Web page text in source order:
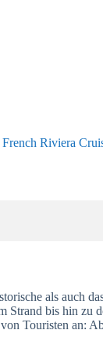
Riviera
als auch
Strand bis hin zu
Touristen an: